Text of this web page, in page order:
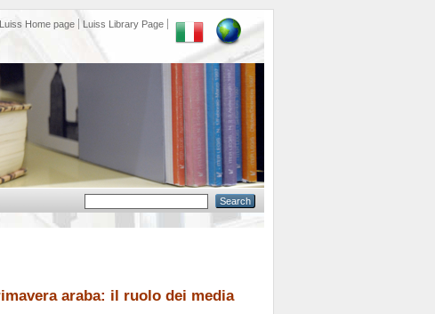
Luiss Home page Luiss Library Page
araba: il ruolo dei media